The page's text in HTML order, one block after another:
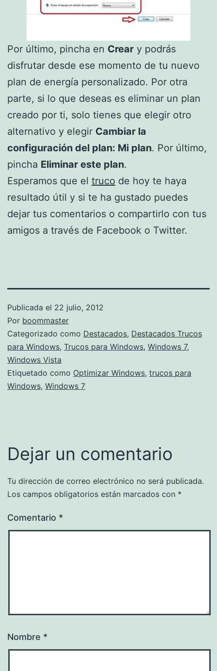
Por último, pincha en Crear y podrás
disfrutar desde ese momento de tu nuevo
plan de energía personalizado. Por otra
parte, si lo que deseas es eliminar un plan
creado por ti, solo tienes que elegir otro
alternativo y elegir Cambiar la
configuración del plan: Mi plan. Por último,
pincha Eliminar este plan.
Esperamos que el truco de hoy te haya
resultado útil y si te ha gustado puedes
dejar tus comentarios o compartirlo con tus
amigos a través de Facebook o Twitter.
Publicada el 22 julio, 2012
Por boommaster
Categorizado como Destacados, Destacados Trucos
para Windows, Trucos para Windows, Windows 7,
Windows Vista
Etiquetado como Optimizar Windows, trucos para
Windows, Windows 7
Dejar un comentario
Tu dirección de correo electrónico no será publicada.
Los campos obligatorios están marcados con *
Comentario *
Nombre *